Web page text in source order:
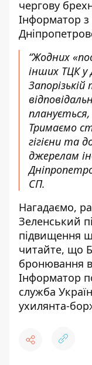
чергову
Інформатор
“Жодних
інших ТЦК у
Тримаємо
гігієни та
джерелам
СП.
Нагадаємо,
Зеленський
підвищення
читайте, що
бронювання
Інформатор
служба
ухилянта-